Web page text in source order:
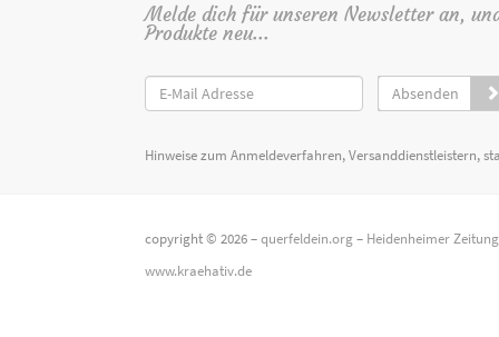
Melde dich für unseren Newsletter an,
Produkte neu...
Absenden
Hinweise zum Anmeldeverfahren, Versanddienstleistern,
copyright © 2026 –querfeldein.org– Heidenheimer
www.kraehativ.de